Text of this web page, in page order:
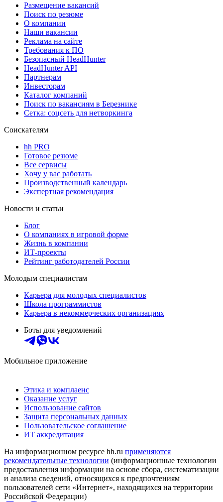
Размещение вакансий
Поиск по резюме
О компании
Наши вакансии
Реклама на сайте
Требования к ПО
Безопасный HeadHunter
HeadHunter API
Партнерам
Инвесторам
Каталог компаний
Поиск по вакансиям в Березнике
Сетка: соцсеть для нетворкинга
Соискателям
hh PRO
Готовое резюме
Все сервисы
Хочу у вас работать
Производственный календарь
Экспертная рекомендация
Новости и статьи
Блог
О компаниях в игровой форме
Жизнь в компании
ИТ-проекты
Рейтинг работодателей России
Молодым специалистам
Карьера для молодых специалистов
Школа программистов
Карьера в некоммерческих организациях
Боты для уведомлений
Мобильное приложение
Этика и комплаенс
Оказание услуг
Использование сайтов
Защита персональных данных
Пользовательское соглашение
ИТ аккредитация
На информационном ресурсе hh.ru применяются
рекомендательные технологии (информационные технологии
предоставления информации на основе сбора, систематизации
и анализа сведений, относящихся к предпочтениям
пользователей сети «Интернет», находящихся на территории
Российской Федерации)